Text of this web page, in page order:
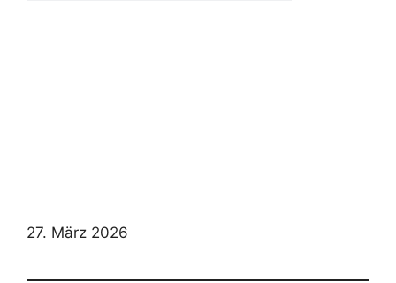
27. März 2026